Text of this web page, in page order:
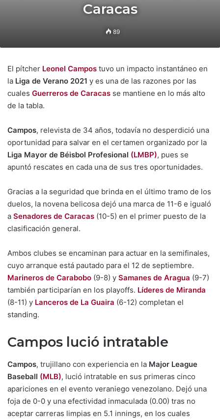
Caracas
89
El pítcher Leonel Campos tuvo un impacto instantáneo en
la Liga de Verano 2021 y es una de las razones por las
cuales Guerreros de Caracas se mantiene en lo más alto
de la tabla.
Campos, relevista de 34 años, todavía no desperdició una
oportunidad para salvar en el certamen organizado por la
Liga Mayor de Béisbol Profesional (LMBP), pues se
apuntó rescates en cada una de sus tres oportunidades.
Gracias a la seguridad que brinda en el último tramo de los
duelos, la novena belicosa dejó una marca de 11-6 e igualó
a Senadores de Caracas (10-5) en el primer puesto de la
clasificación general.
Ambos clubes se encaminan para actuar en la semifinales,
cuyo arranque está pautado para el 12 de septiembre.
Marineros de Carabobo (9-8) y Samanes de Aragua (9-7)
también participarían en los playoffs. Líderes de Miranda
(8-11) y Lanceros de La Guaira (6-12) completan el
standing.
Campos lució intratable
Campos, trujillano con experiencia en la Major League
Baseball (MLB), lució intratable en sus primeras cinco
apariciones en el evento veraniego venezolano. Dejó una
foja de 0-0 y una efectividad inmaculada (0.00) tras no
aceptar carreras limpias en 5.1 innings, en los cuales